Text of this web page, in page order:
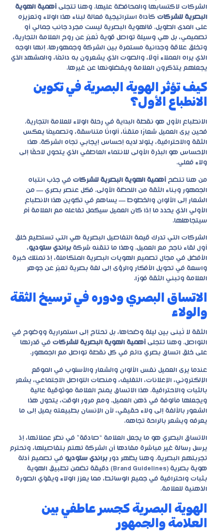
الشركات لاكتسابها والمحافظة عليها. وهنا تتجلى أهمية الهوية
البصرية للشركات كأداة استراتيجية فعالة لبناء هذا الولاء وتعزيزه
على المدى الطويل. فالهوية البصرية ليست مجرد جانب جمالي أو
تصميمي، بل هي وسيلة تواصل قوية تُعبّر عن روح العلامة التجارية،
وتخلق علاقة وجدانية مستمرة بين الشركة وجمهورها. إنها الوجه
الذي يراه العملاء أولًا، والصوت الذي يشعرون به دائمًا، والمشهد الذي
يجعلهم يتذكرون العلامة ويفضلونها عن غيرها.
كيف تؤثر الهوية البصرية في تكوين
الانطباع الأول؟
الانطباع الأول هو نقطة البداية في رحلة الولاء للعلامة التجارية.
فحين يرى العميل شعارًا متقنًا، ألوانًا متناسقة، وتصميمًا يعكس
الثقة والاحترافية، يتولد لديه إحساس إيجابي تجاه الشركة. هذا
الإحساس هو البذرة الأولى للانتماء العاطفي الذي يتحول لاحقًا إلى
ولاء فعلي.
من هنا تتضح أهمية الهوية البصرية للشركات في جذب انتباه
الجمهور وبناء الثقة من اللحظة الأولى. فكل عنصر بصري — من
الشعار إلى الألوان والخطوط — يساهم في تكوين هذا الانطباع
الأولي الذي يحدد ما إذا كان العميل سيكمل تفاعله مع العلامة أم
سيتجاهلها.
الشركات التي تدرك قيمة التفاصيل البصرية هي التي تستطيع خلق
أول لقاء ناجح مع العميل. وهذا ما تتقنه شركة براندي ستوديو،
الأفضل في مجال تصميم الهويات البصرية المتكاملة، إذ تمتلك خبرة
واسعة في تحويل الأفكار والرؤى إلى لغة بصرية تعبّر عن جوهر
العلامة وتبني الثقة فورًا.
الاتساق البصري ودوره في ترسيخ الثقة
والولاء
الثقة لا تُبنى بين ليلة وضحاها، بل تحتاج إلى استمرارية ووضوح في
التواصل. وهنا تتجلى أهمية الهوية البصرية للشركات في قدرتها
على خلق اتساق بصري دائم في كل نقطة تواصل مع الجمهور.
عندما يرى العميل نفس الألوان والشعار والأسلوب في الموقع
الإلكتروني، الإعلانات، التغليف، ومنصات التواصل الاجتماعي، يشعر
بالثبات والاحترافية. هذا الاتساق يمنح العلامة موثوقية عالية
ويجعلها مألوفة في ذهن العميل. ومع مرور الوقت، يتحول هذا
الشعور بالألفة إلى ولاء حقيقي، لأن الإنسان بطبيعته يميل إلى ما
يعرفه ويشعر بالراحة تجاهه.
الاتساق البصري هو ما يجعل العلامة “صادقة” في نظر عملائها، إذ
يرسل رسالة غير مباشرة مفادها أن الشركة تهتم بتفاصيلها، وتحترم
تجربتهم البصرية. وهنا يظهر دور براندي ستوديو في تصميم أدلة
هوية بصرية (Brand Guidelines) دقيقة تضمن تطبيق الهوية
بثبات واحترافية في جميع الوسائط، مما يعزز الولاء ويقوّي الصورة
الذهنية للعلامة.
الهوية البصرية كجسر عاطفي بين
العلامة والجمهور